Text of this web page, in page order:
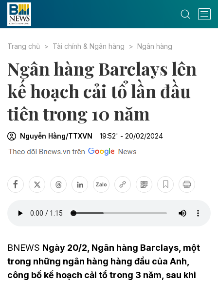
Trang chủ Tài chính & Ngân hàng Ngân hàng
Ngân hàng Barclays lên
kế hoạch cải tổ lần đầu
tiên trong 10 năm
Nguyễn Hằng/TTXVN 19:52' - 20/02/2024
Zalo
BNEWS Ngày 20/2, Ngân hàng Barclays, một
trong những ngân hàng hàng đầu của Anh,
công bố kế hoạch cải tổ trong 3 năm, sau khi